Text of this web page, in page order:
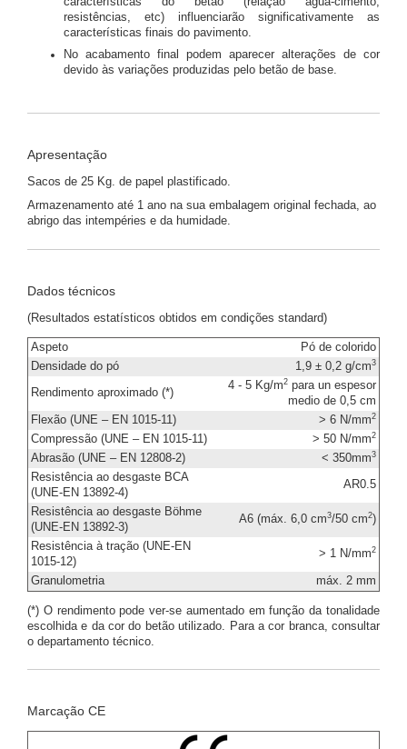
resistências, etc) influenciarão significativamente as
características finais do pavimento.
No acabamento final podem aparecer alterações de cor
devido às variações produzidas pelo betão de base.
Apresentação
Sacos de 25 Kg. de papel plastificado.
Armazenamento até 1 ano na sua embalagem original fechada, ao
abrigo das intempéries e da humidade.
Dados técnicos
(Resultados estatísticos obtidos em condições standard)
Aspeto
Pó de colorido
Densidade do pó
1,9 ± 0,2 g/cm3
Rendimento aproximado (*)
4 - 5 Kg/m2 para un espesor
medio de 0,5 cm
Flexão (UNE – EN 1015-11)
> 6 N/mm2
Compressão (UNE – EN 1015-11) > 50 N/mm2
Abrasão (UNE – EN 12808-2) < 350mm3
Resistência ao desgaste BCA
(UNE-EN 13892-4)
AR0.5
Resistência ao desgaste Böhme
(UNE-EN 13892-3)
A6 (máx. 6,0 cm3/50 cm2)
Resistência à tração (UNE-EN
1015-12)
> 1 N/mm2
Granulometria máx. 2 mm
(*) O rendimento pode ver-se aumentado em função da tonalidade
escolhida e da cor do betão utilizado. Para a cor branca, consultar
o departamento técnico.
Marcação CE